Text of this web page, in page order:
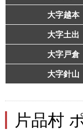
大字越本
大字土出
大字戸倉
大字針山
片品村